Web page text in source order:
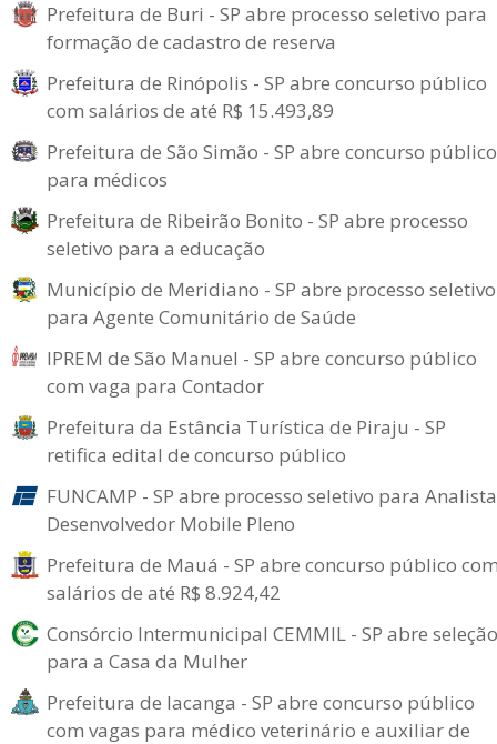
Prefeitura de Buri - SP abre processo seletivo para
formação de cadastro de reserva
Prefeitura de Rinópolis - SP abre concurso público
com salários de até R$ 15.493,89
Prefeitura de São Simão - SP abre concurso público
para médicos
Prefeitura de Ribeirão Bonito - SP abre processo
seletivo para a educação
Município de Meridiano - SP abre processo seletivo
para Agente Comunitário de Saúde
IPREM de São Manuel - SP abre concurso público
com vaga para Contador
Prefeitura da Estância Turística de Piraju - SP
retifica edital de concurso público
FUNCAMP - SP abre processo seletivo para Analista
Desenvolvedor Mobile Pleno
Prefeitura de Mauá - SP abre concurso público
salários de até R$ 8.924,42
Consórcio Intermunicipal CEMMIL - SP abre seleção
para a Casa da Mulher
Prefeitura de Iacanga - SP abre concurso público
com vagas para médico veterinário e auxiliar de